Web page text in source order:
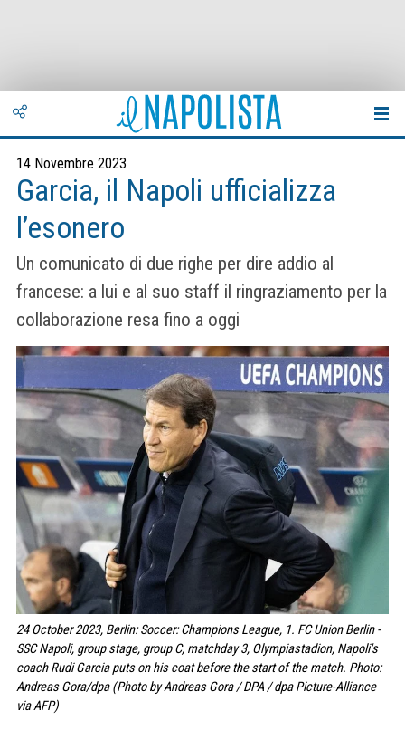
14 Novembre 2023
Garcia, il Napoli ufficializza
l’esonero
Un comunicato di due righe per dire addio al
francese: a lui e al suo staff il ringraziamento per la
collaborazione resa fino a oggi
24 October 2023, Berlin: Soccer: Champions League, 1. FC Union Berlin -
SSC Napoli, group stage, group C, matchday 3, Olympiastadion, Napoli's
coach Rudi Garcia puts on his coat before the start of the match. Photo:
Andreas Gora/dpa (Photo by Andreas Gora / DPA / dpa Picture-Alliance
via AFP)